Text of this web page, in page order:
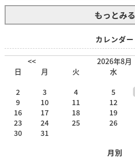
もっとみる
カレンダー
<<
2026年8月
日
月 火 水
2
3 4 5
9
10 11 12
16
17 18 19
23
24 25 26
30
31
月別